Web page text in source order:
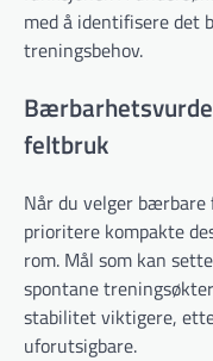
med å identifisere det
treningsbehov.
feltbruk
Når du velger
prioritere kompakte
rom. Mål som kan
spontane
stabilitet viktigere,
uforutsigbare.